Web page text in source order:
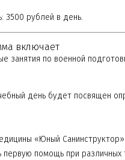
3500 рублей в день.
включает
занятия по военной
день будет посвящен
«Юный
первую помощь при различных